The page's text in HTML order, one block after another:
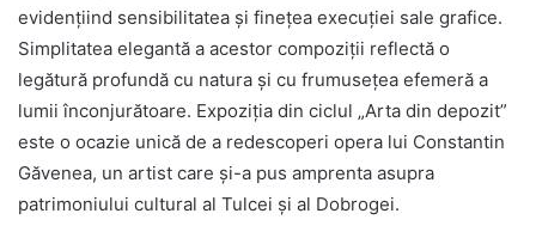
evidențiind sensibilitatea și finețea execuției sale grafice.
Simplitatea elegantă a acestor compoziții reflectă o
legătură profundă cu natura și cu frumusețea efemeră a
lumii înconjurătoare. Expoziția din ciclul „Arta din depozit”
este o ocazie unică de a redescoperi opera lui Constantin
Găvenea, un artist care și-a pus amprenta asupra
patrimoniului cultural al Tulcei și al Dobrogei.